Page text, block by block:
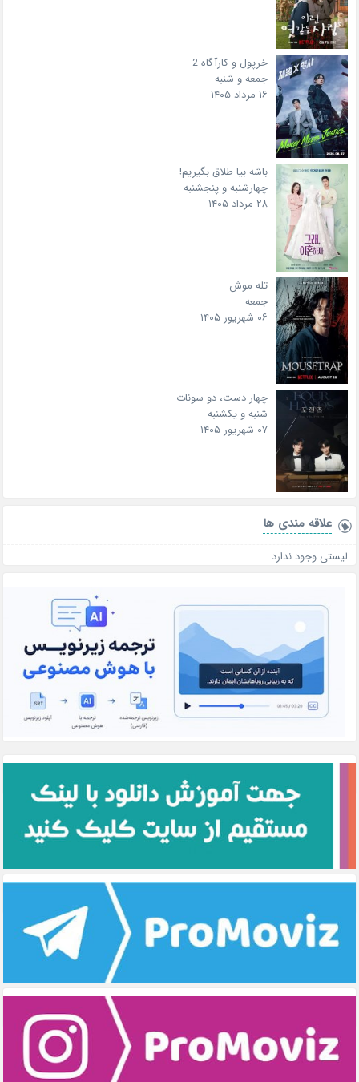
خرپول و کارآگاه 2
جمعه و شنبه
۱۶ مرداد ۱۴۰۵
باشه بیا طلاق بگیریم!
چهارشنبه و پنجشنبه
۲۸ مرداد ۱۴۰۵
تله موش
جمعه
۰۶ شهریور ۱۴۰۵
چهار دست، دو سونات
شنبه و یکشنبه
۰۷ شهریور ۱۴۰۵
علاقه‌ مندی ها
لیستی وجود ندارد